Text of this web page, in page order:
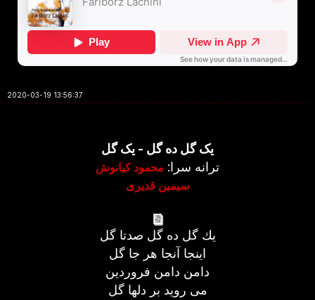
2020-03-19 13:56:37
یک گل ده گل - یک گل
ترانه سرا: محمود كيانوش
سیمین قدیری
يك گل ده گل صدتا گل
اينجا آنجا هر جا گل
دامن دامن فروردين
می رويد بر دلها گل